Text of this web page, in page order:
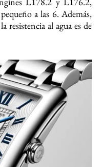
a las 6. Además,
resistencia al agua es de